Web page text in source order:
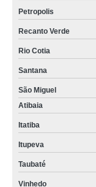
Petropolis
Recanto Verde
Rio Cotia
Santana
São Miguel
Atibaia
Itatiba
Itupeva
Taubaté
Vinhedo